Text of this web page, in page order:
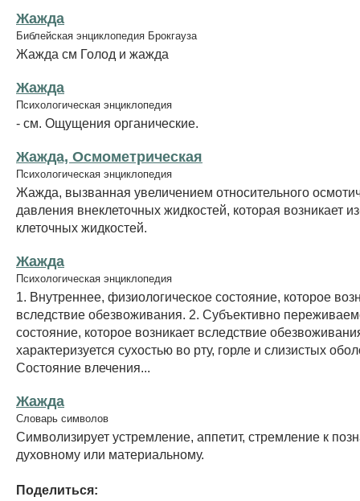
Жажда
Библейская энциклопедия Брокгауза
Жажда см Голод и жажда
Жажда
Психологическая энциклопедия
- см. Ощущения органические.
Жажда, Осмометрическая
Психологическая энциклопедия
Жажда, вызванная увеличением относительного
давления внеклеточных жидкостей, которая возникает
клеточных жидкостей.
Жажда
Психологическая энциклопедия
1. Внутреннее, физиологическое состояние, которое
вследствие обезвоживания. 2. Субъективно
состояние, которое возникает вследствие
характеризуется сухостью во рту, горле и слизистых
Состояние влечения...
Жажда
Словарь символов
Символизирует устремление, аппетит, стремление к
духовному или материальному.
Поделиться: